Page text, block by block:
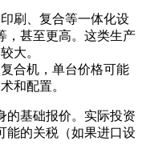
印刷、复合等一体化设
，甚至更高。这类生产
大。
合机，单台价格可能
和配置。
的基础报价。实际投资
能的关税（如果进口设